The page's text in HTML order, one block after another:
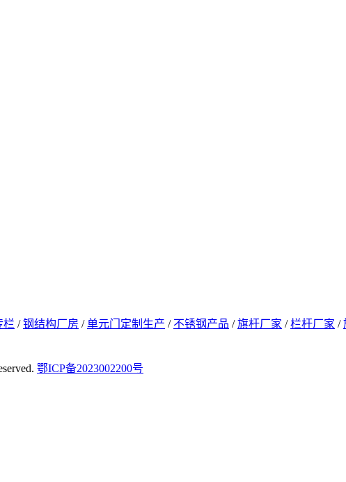
栏 /钢结构厂房 /单元门定制生产 / 不锈钢产品 /旗杆厂家 /栏杆厂家 /
鄂ICP备2023002200号